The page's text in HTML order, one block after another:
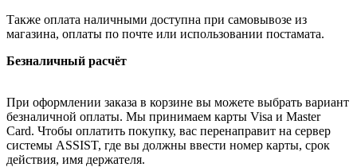
Также оплата наличными доступна при самовывозе из
магазина, оплаты по почте или использовании постамата.
Безналичный расчёт
При оформлении заказа в корзине вы можете выбрать вариант
безналичной оплаты. Мы принимаем карты Visa и Master
Card. Чтобы оплатить покупку, вас перенаправит на сервер
системы ASSIST, где вы должны ввести номер карты, срок
действия, имя держателя.